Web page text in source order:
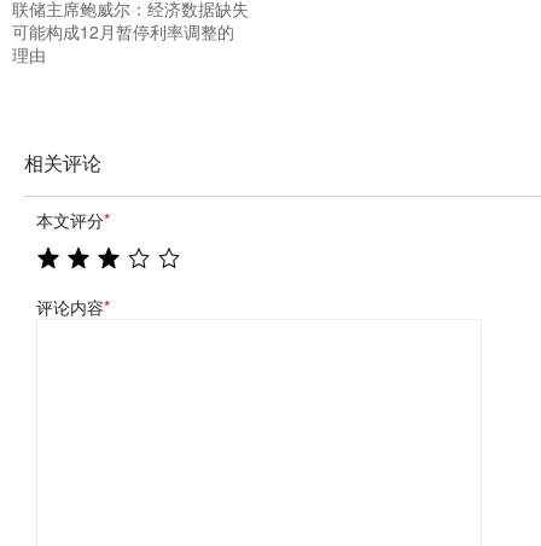
联储主席鲍威尔：经济数据缺失
可能构成12月暂停利率调整的
理由
相关评论
本文评分*
评论内容*